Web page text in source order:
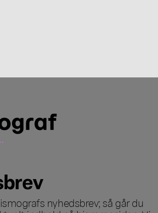
nyhedsbrev; så går du